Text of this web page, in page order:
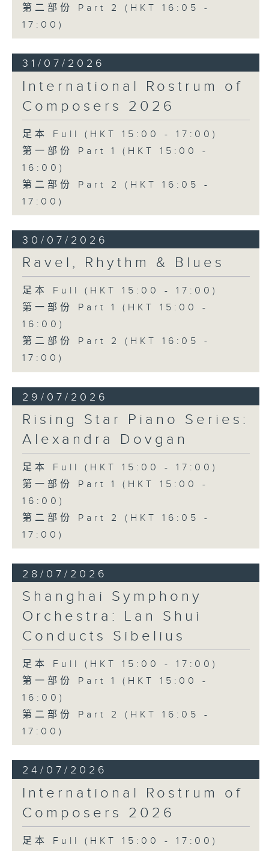
第二部份 Part 2 (HKT 16:05 -
17:00)
31/07/2026
International Rostrum of
Composers 2026
足本 Full (HKT 15:00 - 17:00)
第一部份 Part 1 (HKT 15:00 -
16:00)
第二部份 Part 2 (HKT 16:05 -
17:00)
30/07/2026
Ravel, Rhythm & Blues
足本 Full (HKT 15:00 - 17:00)
第一部份 Part 1 (HKT 15:00 -
16:00)
第二部份 Part 2 (HKT 16:05 -
17:00)
29/07/2026
Rising Star Piano Series:
Alexandra Dovgan
足本 Full (HKT 15:00 - 17:00)
第一部份 Part 1 (HKT 15:00 -
16:00)
第二部份 Part 2 (HKT 16:05 -
17:00)
28/07/2026
Shanghai Symphony
Orchestra: Lan Shui
Conducts Sibelius
足本 Full (HKT 15:00 - 17:00)
第一部份 Part 1 (HKT 15:00 -
16:00)
第二部份 Part 2 (HKT 16:05 -
17:00)
24/07/2026
International Rostrum of
Composers 2026
足本 Full (HKT 15:00 - 17:00)